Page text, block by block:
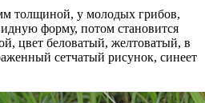
толщиной, у молодых грибов,
форму, потом становится
цвет беловатый, желтоватый, в
сетчатый рисунок, синеет